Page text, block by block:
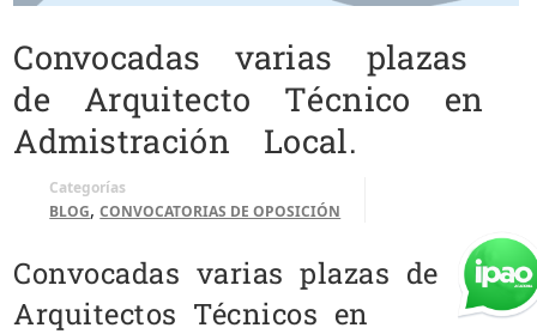
Convocadas varias plazas
de Arquitecto Técnico en
Admistración Local.
Categorías
BLOG,CONVOCATORIAS DE OPOSICIÓN
Convocadas varias plazas de
Arquitectos Técnicos en